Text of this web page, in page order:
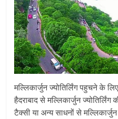
मल्लिकार्जुन ज्योतिर्लिंग पहुचने के
हैदराबाद से मल्लिकार्जुन
टैक्सी या अन्य साधनों से